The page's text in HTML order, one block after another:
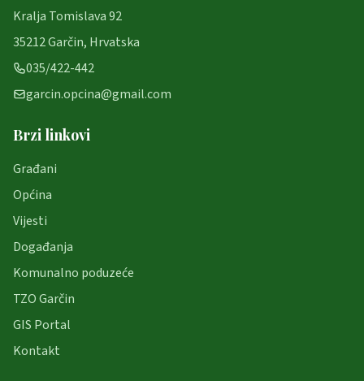
Kralja Tomislava 92
35212 Garčin, Hrvatska
035/422-442
garcin.opcina@gmail.com
Brzi linkovi
Građani
Općina
Vijesti
Događanja
Komunalno poduzeće
TZO Garčin
GIS Portal
Kontakt